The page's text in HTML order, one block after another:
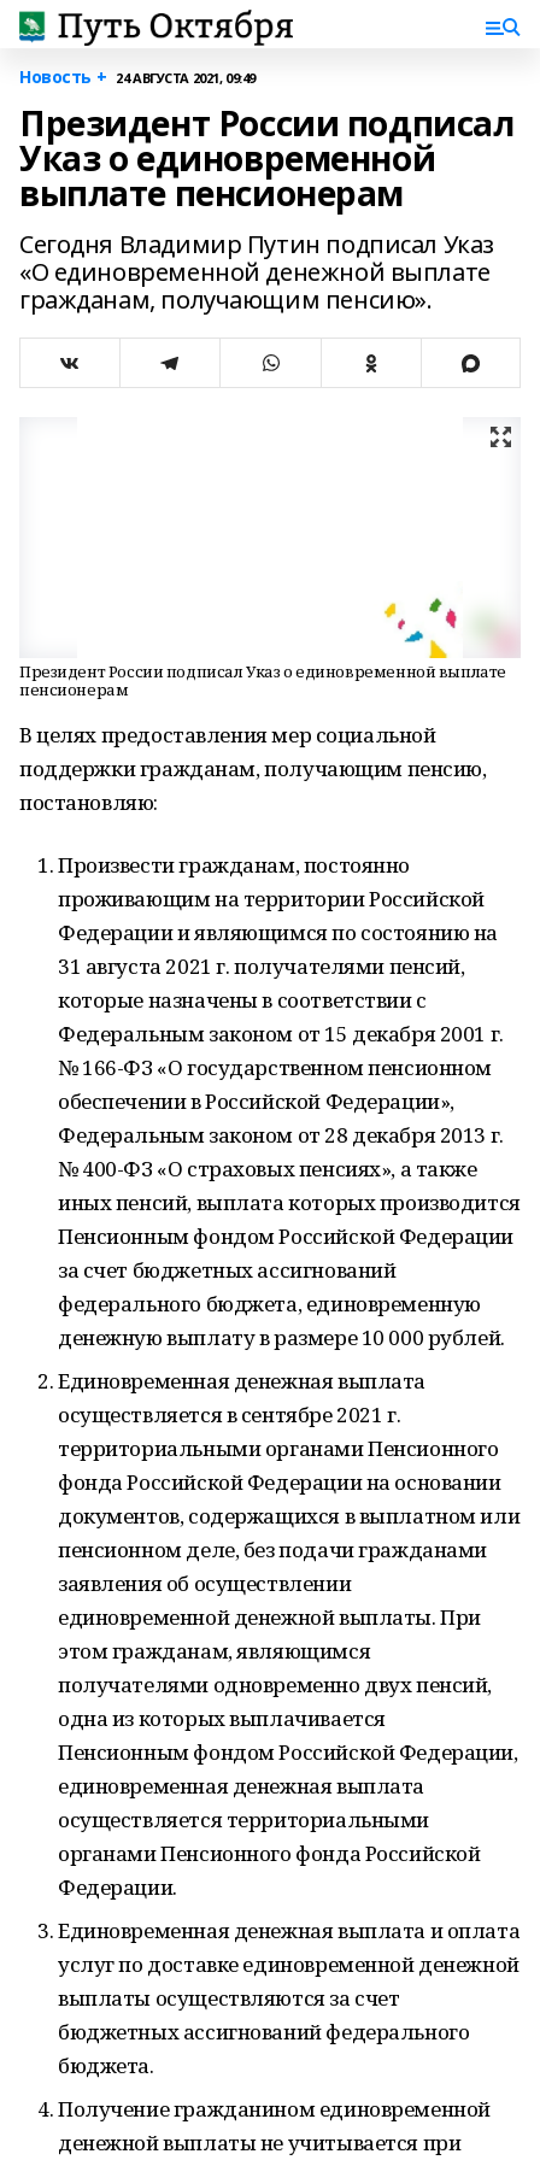
Новость + 24 АВГУСТА 2021, 09:49
Президент России подписал
Указ о единовременной
выплате пенсионерам
Сегодня Владимир Путин подписал Указ
«О единовременной денежной выплате
гражданам, получающим пенсию».
Президент России подписал Указ о единовременной выплате
пенсионерам
В целях предоставления мер социальной
поддержки гражданам, получающим пенсию,
постановляю:
Произвести гражданам, постоянно
проживающим на территории Российской
Федерации и являющимся по состоянию на
31 августа 2021 г. получателями пенсий,
которые назначены в соответствии с
Федеральным законом от 15 декабря 2001 г.
№ 166-ФЗ «О государственном пенсионном
обеспечении в Российской Федерации»,
Федеральным законом от 28 декабря 2013 г.
№ 400-ФЗ «О страховых пенсиях», а также
иных пенсий, выплата которых производится
Пенсионным фондом Российской Федерации
за счет бюджетных ассигнований
федерального бюджета, единовременную
денежную выплату в размере 10 000 рублей.
Единовременная денежная выплата
осуществляется в сентябре 2021 г.
территориальными органами Пенсионного
фонда Российской Федерации на основании
документов, содержащихся в выплатном или
пенсионном деле, без подачи гражданами
заявления об осуществлении
единовременной денежной выплаты. При
этом гражданам, являющимся
получателями одновременно двух пенсий,
одна из которых выплачивается
Пенсионным фондом Российской Федерации,
единовременная денежная выплата
осуществляется территориальными
органами Пенсионного фонда Российской
Федерации.
Единовременная денежная выплата и оплата
услуг по доставке единовременной денежной
выплаты осуществляются за счет
бюджетных ассигнований федерального
бюджета.
Получение гражданином единовременной
денежной выплаты не учитывается при